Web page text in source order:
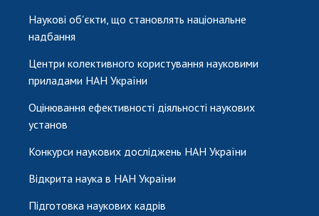
Наукові об'єкти, що становлять національне
надбання
Центри колективного користування науковими
приладами НАН України
Оцінювання ефективності діяльності наукових
установ
Конкурси наукових досліджень НАН України
Відкрита наука в НАН України
Підготовка наукових кадрів